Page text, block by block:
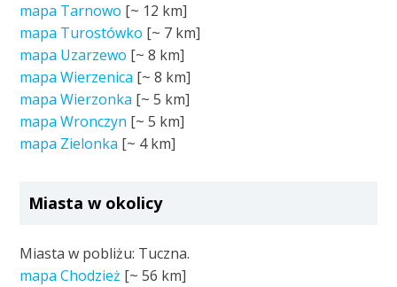
mapa Tarnowo [~ 12 km]
mapa Turostówko [~ 7 km]
mapa Uzarzewo [~8 km]
mapa Wierzenica [~8 km]
mapa Wierzonka [~5 km]
mapa Wronczyn [~5 km]
mapa Zielonka [~ 4 km]
Miasta w okolicy
Miasta w pobliżu: Tuczna.
mapa Chodzież [~56 km]